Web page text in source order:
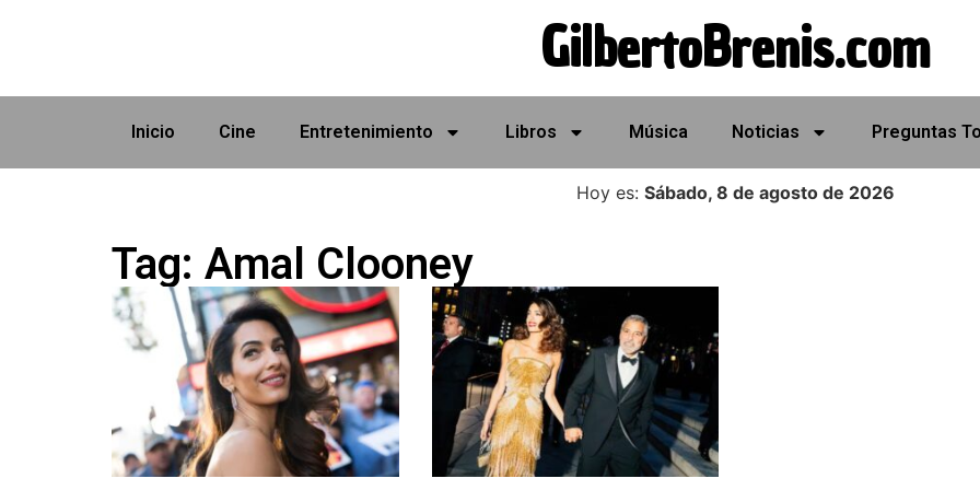
GilbertoBrenis.com
Inicio Cine Entretenimiento Libros Música Noticias Preguntas
Hoy es: Sábado, 8 de agosto de 2026
Tag: Amal Clooney